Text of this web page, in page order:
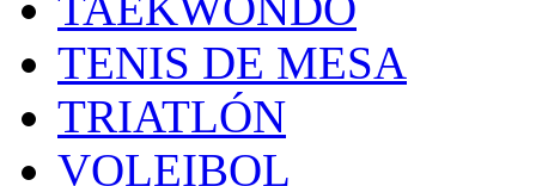
TENIS DE MESA
TRIATLÓN
VOLEIBOL